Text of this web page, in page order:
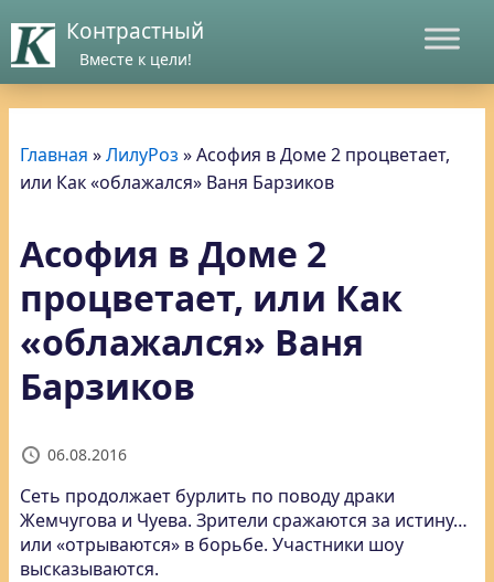
Контрастный
Вместе к цели!
Главная »ЛилуРоз »Асофия в Доме 2 процветает,
или Как «облажался» Ваня Барзиков
Асофия в Доме 2
процветает, или Как
«облажался» Ваня
Барзиков
06.08.2016
Сеть продолжает бурлить по поводу драки
Жемчугова и Чуева. Зрители сражаются за истину…
или «отрываются» в борьбе. Участники шоу
высказываются.